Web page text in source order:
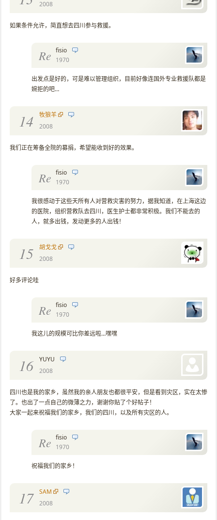
2008
如果条件允许，简直想去四川参与救援。
Re fisio
1970
出发点是好的，可是难以管理组织，目前好像连国外专业救援队都是
婉拒的吧…
14
牧狼羊
2008
我们正在筹备全院的募捐，希望能收到好的效果。
Re fisio
1970
我很感动于这些天所有人对营救灾害的努力，据我知道，在上海这边
的医院，组织营救队去四川，医生护士都非常积极。我们不能去的
人，就多出钱，发动更多的人出钱！
15
胡戈戈
2008
好多评论哇
Re fisio
1970
我这儿的规模可比你差远啦…嘿嘿
16
YUYU
2008
四川也是我的家乡，虽然我的亲人朋友也都很平安，但是看到灾区，实在太惨
了。也出了一点自己的微薄之力，谢谢你贴了个好帖子！
大家一起来祝福我们的家乡，我们的四川，以及所有灾区的人。
Re fisio
1970
祝福我们的家乡！
17
SAM
2008